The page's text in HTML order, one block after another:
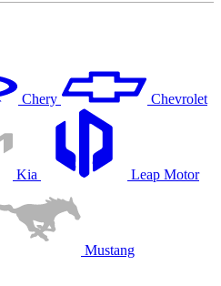
Chery Chevrolet
Kia Leap Motor
Mustang